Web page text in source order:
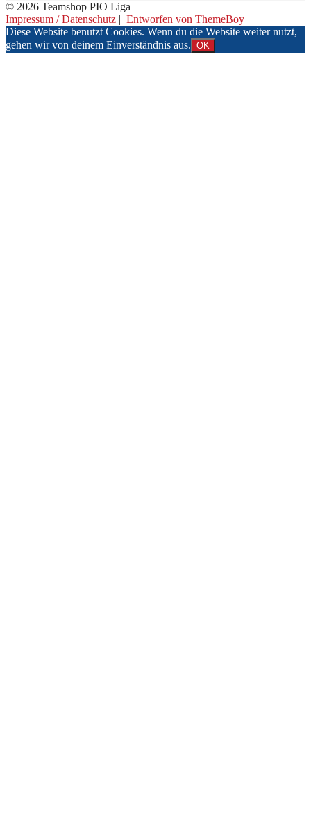
© 2026 Teamshop PIO Liga
Impressum / Datenschutz | Entworfen von ThemeBoy
Diese Website benutzt Cookies. Wenn du die Website weiter nutzt,
gehen wir von deinem Einverständnis aus. OK